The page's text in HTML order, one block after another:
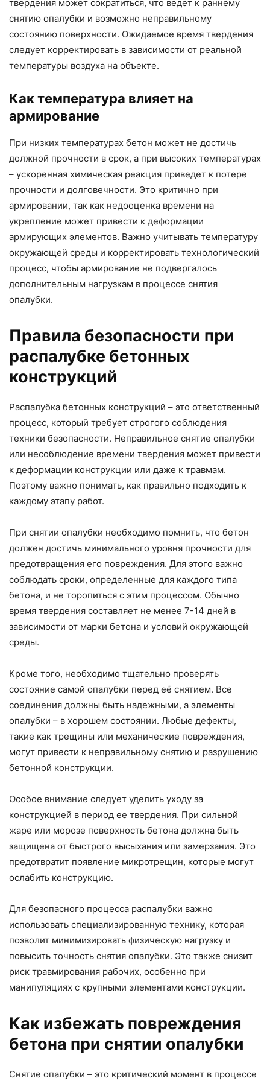
твердения может сократиться, что ведет к раннему
снятию опалубки и возможно неправильному
состоянию поверхности. Ожидаемое время твердения
следует корректировать в зависимости от реальной
температуры воздуха на объекте.
Как температура влияет на
армирование
При низких температурах бетон может не достичь
должной прочности в срок, а при высоких температурах
– ускоренная химическая реакция приведет к потере
прочности и долговечности. Это критично при
армировании, так как недооценка времени на
укрепление может привести к деформации
армирующих элементов. Важно учитывать температуру
окружающей среды и корректировать технологический
процесс, чтобы армирование не подвергалось
дополнительным нагрузкам в процессе снятия
опалубки.
Правила безопасности при
распалубке бетонных
конструкций
Распалубка бетонных конструкций – это ответственный
процесс, который требует строгого соблюдения
техники безопасности. Неправильное снятие опалубки
или несоблюдение времени твердения может привести
к деформации конструкции или даже к травмам.
Поэтому важно понимать, как правильно подходить к
каждому этапу работ.
При снятии опалубки необходимо помнить, что бетон
должен достичь минимального уровня прочности для
предотвращения его повреждения. Для этого важно
соблюдать сроки, определенные для каждого типа
бетона, и не торопиться с этим процессом. Обычно
время твердения составляет не менее 7-14 дней в
зависимости от марки бетона и условий окружающей
среды.
Кроме того, необходимо тщательно проверять
состояние самой опалубки перед её снятием. Все
соединения должны быть надежными, а элементы
опалубки – в хорошем состоянии. Любые дефекты,
такие как трещины или механические повреждения,
могут привести к неправильному снятию и разрушению
бетонной конструкции.
Особое внимание следует уделить уходу за
конструкцией в период ее твердения. При сильной
жаре или морозе поверхность бетона должна быть
защищена от быстрого высыхания или замерзания. Это
предотвратит появление микротрещин, которые могут
ослабить конструкцию.
Для безопасного процесса распалубки важно
использовать специализированную технику, которая
позволит минимизировать физическую нагрузку и
повысить точность снятия опалубки. Это также снизит
риск травмирования рабочих, особенно при
манипуляциях с крупными элементами конструкции.
Как избежать повреждения
бетона при снятии опалубки
Снятие опалубки – это критический момент в процессе